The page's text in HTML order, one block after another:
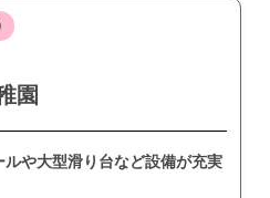
園
や大型滑り台など設備が充実